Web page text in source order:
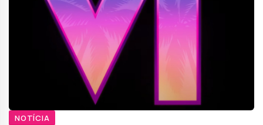
NOTÍCIA